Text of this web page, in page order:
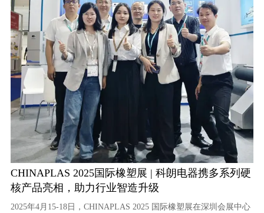
CHINAPLAS 2025国际橡塑展 | 科朗电器携多系列硬
核产品亮相，助力行业智造升级
2025年4月15-18日，CHINAPLAS 2025 国际橡塑展在深圳会展中心